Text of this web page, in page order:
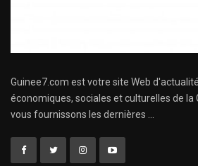
Guinee7.com est votre site Web
économiques, sociales et culturelles de la
vous fournissons les dernières ...